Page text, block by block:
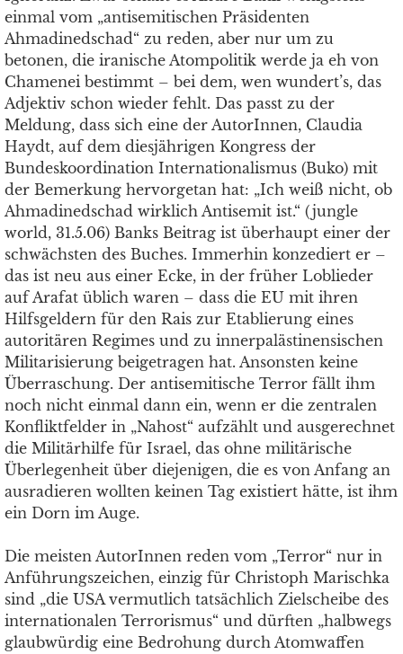
einmal vom „antisemitischen Präsidenten
Ahmadinedschad“ zu reden, aber nur um zu
betonen, die iranische Atompolitik werde ja eh von
Chamenei bestimmt – bei dem, wen wundert’s, das
Adjektiv schon wieder fehlt. Das passt zu der
Meldung, dass sich eine der AutorInnen, Claudia
Haydt, auf dem diesjährigen Kongress der
Bundeskoordination Internationalismus (Buko) mit
der Bemerkung hervorgetan hat: „Ich weiß nicht, ob
Ahmadinedschad wirklich Antisemit ist.“ (jungle
world, 31.5.06) Banks Beitrag ist überhaupt einer der
schwächsten des Buches. Immerhin konzediert er –
das ist neu aus einer Ecke, in der früher Loblieder
auf Arafat üblich waren – dass die EU mit ihren
Hilfsgeldern für den Rais zur Etablierung eines
autoritären Regimes und zu innerpalästinensischen
Militarisierung beigetragen hat. Ansonsten keine
Überraschung. Der antisemitische Terror fällt ihm
noch nicht einmal dann ein, wenn er die zentralen
Konfliktfelder in „Nahost“ aufzählt und ausgerechnet
die Militärhilfe für Israel, das ohne militärische
Überlegenheit über diejenigen, die es von Anfang an
ausradieren wollten keinen Tag existiert hätte, ist ihm
ein Dorn im Auge.
Die meisten AutorInnen reden vom „Terror“ nur in
Anführungszeichen, einzig für Christoph Marischka
sind „die USA vermutlich tatsächlich Zielscheibe des
internationalen Terrorismus“ und dürften „halbwegs
glaubwürdig eine Bedrohung durch Atomwaffen